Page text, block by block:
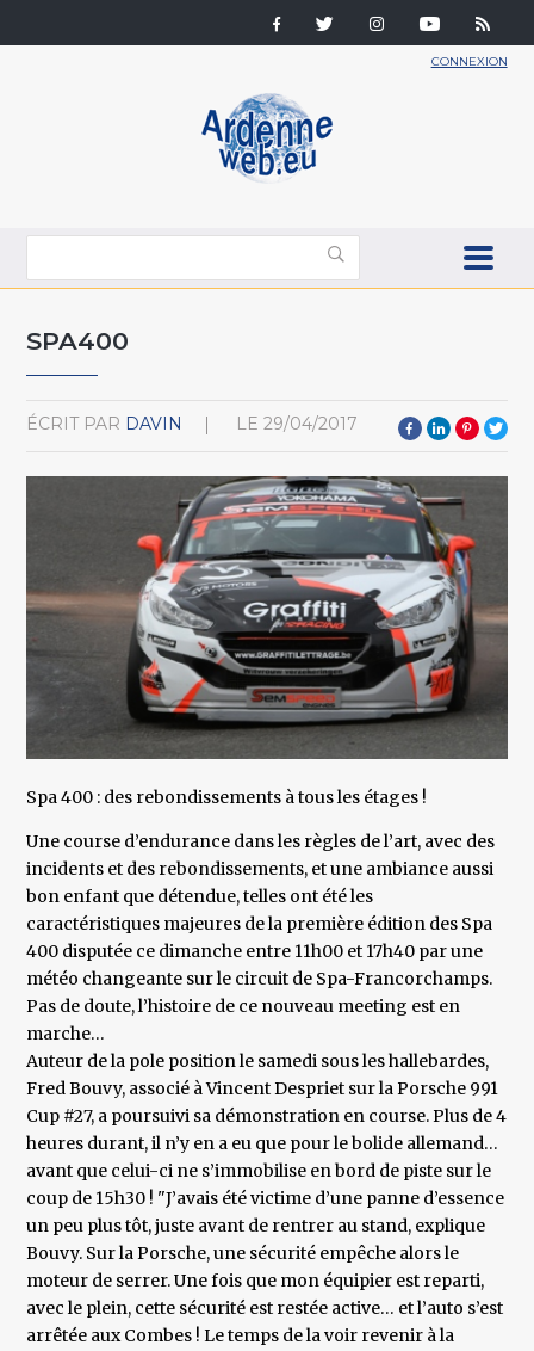
CONNEXION
SPA400
ÉCRIT PAR DAVIN LE 29/04/2017
Spa 400 : des rebondissements à tous les étages !
Une course d’endurance dans les règles de l’art, avec des
incidents et des rebondissements, et une ambiance aussi
bon enfant que détendue, telles ont été les
caractéristiques majeures de la première édition des Spa
400 disputée ce dimanche entre 11h00 et 17h40 par une
météo changeante sur le circuit de Spa-Francorchamps.
Pas de doute, l’histoire de ce nouveau meeting est en
marche…
Auteur de la pole position le samedi sous les hallebardes,
Fred Bouvy, associé à Vincent Despriet sur la Porsche 991
Cup #27, a poursuivi sa démonstration en course. Plus de 4
heures durant, il n’y en a eu que pour le bolide allemand…
avant que celui-ci ne s’immobilise en bord de piste sur le
coup de 15h30 ! "J’avais été victime d’une panne d’essence
un peu plus tôt, juste avant de rentrer au stand, explique
Bouvy. Sur la Porsche, une sécurité empêche alors le
moteur de serrer. Une fois que mon équipier est reparti,
avec le plein, cette sécurité est restée active… et l’auto s’est
arrêtée aux Combes ! Le temps de la voir revenir à la